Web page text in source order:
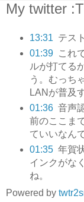
My twitter
13:31 テス
01:39
これ
ルが打てる
う。むっち
LANが普及
01:36 音声
前のここま
ていいなん
01:35 年賀
インクがな
ね。
Powered by